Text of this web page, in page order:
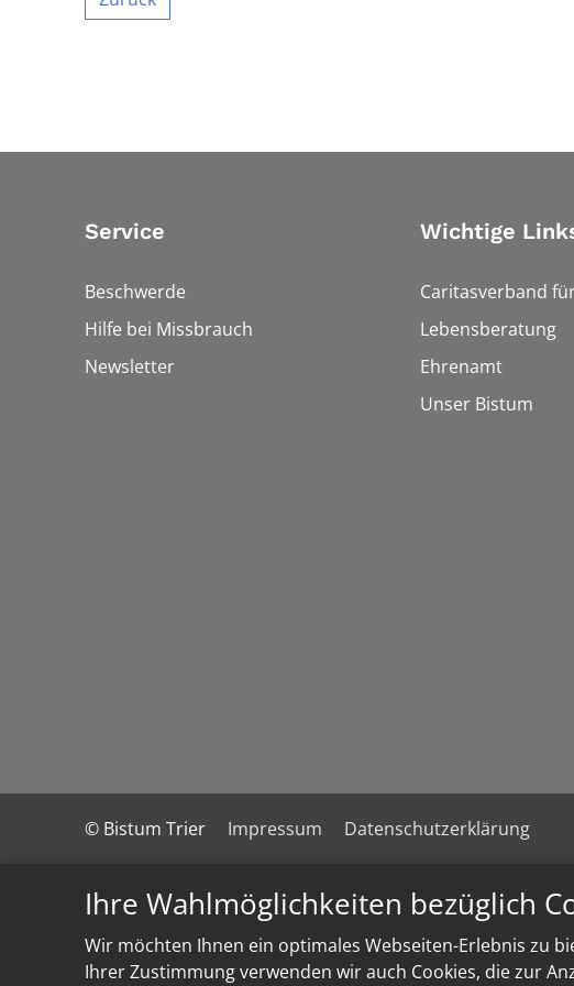
Ihre Wahlmöglichkeiten bezüglich
Wir möchten Ihnen ein optimales Webseiten-Erlebnis zu
Ihrer Zustimmung verwenden wir auch Cookies, die zur
Service
Beschwerde
Hilfe bei Missbrauch
Newsletter
Wichtige
Caritasverband
Lebensberatung
Ehrenamt
Unser Bistum
© Bistum Trier Impressum Datenschutzerklärung